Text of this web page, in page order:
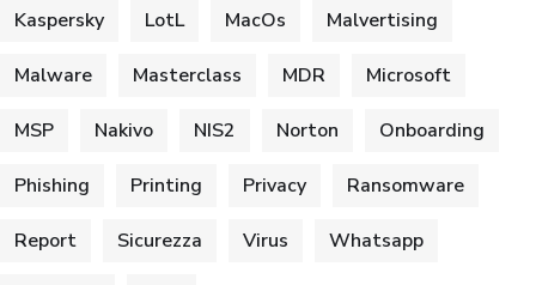
Kaspersky LotL MacOs Malvertising
Malware Masterclass MDR Microsoft
MSP Nakivo NIS2 Norton Onboarding
Phishing Printing Privacy Ransomware
Report Sicurezza Virus Whatsapp